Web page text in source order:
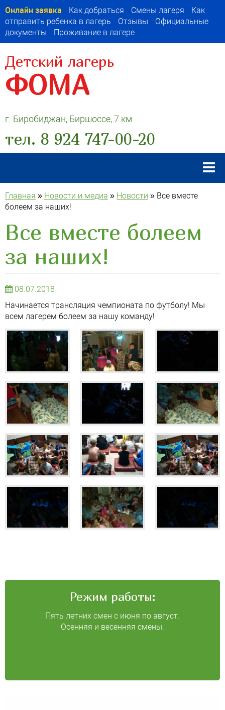
Онлайн заявка Как добраться Смены лагеря
Как
отправить ребенка в лагерь
Отзывы
Официальные
документы
Проживание в лагере
Детский лагерь
ФОМА
г. Биробиджан, Биршоссе, 7 км
тел. 8 924 747-00-20
Главная » Новости и медиа » Новости » Все вместе
болеем за наших!
Все вместе болеем
за наших!
08.07.2018
Начинается трансляция чемпионата по футболу! Мы
всем лагерем болеем за нашу команду!
Режим работы:
Пять летних смен с июня по август.
Осенняя и весенняя смены.